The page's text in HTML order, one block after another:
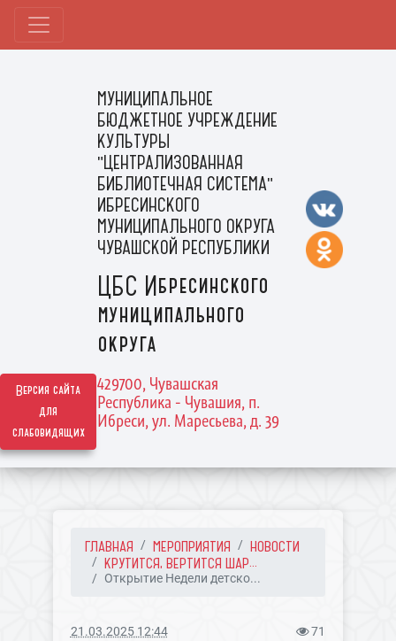
Версия сайта
для
слабовидящих
МУНИЦИПАЛЬНОЕ
БЮДЖЕТНОЕ УЧРЕЖДЕНИЕ
КУЛЬТУРЫ
"ЦЕНТРАЛИЗОВАННАЯ
БИБЛИОТЕЧНАЯ СИСТЕМА"
ИБРЕСИНСКОГО
МУНИЦИПАЛЬНОГО ОКРУГА
ЧУВАШСКОЙ РЕСПУБЛИКИ
ЦБС Ибресинского
муниципального
округа
429700, Чувашская
Республика - Чувашия, п.
Ибреси, ул. Маресьева, д. 39
ГЛАВНАЯ МЕРОПРИЯТИЯ
НОВОСТИ
КРУТИТСЯ, ВЕРТИТСЯ ШАР...
Открытие Недели детско...
21.03.2025 12:44 71